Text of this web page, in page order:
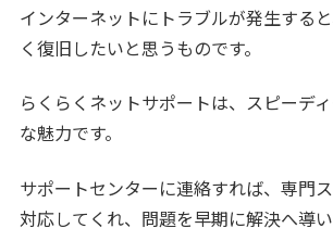
インターネットにトラブルが発生する
く復旧したいと思うものです。
らくらくネットサポートは、スピーデ
な魅力です。
サポートセンターに連絡すれば、専門
対応してくれ、問題を早期に解決へ導い